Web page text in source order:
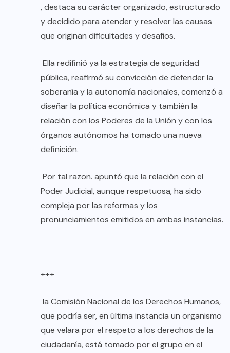
, destaca su carácter organizado, estructurado
y decidido para atender y resolver las causas
que originan dificultades y desafíos.
Ella redifinió ya la estrategia de seguridad
pública, reafirmó su convicción de defender la
soberanía y la autonomía nacionales, comenzó a
diseñar la política económica y también la
relación con los Poderes de la Unión y con los
órganos autónomos ha tomado una nueva
definición.
Por tal razon. apuntó que la relación con el
Poder Judicial, aunque respetuosa, ha sido
compleja por las reformas y los
pronunciamientos emitidos en ambas instancias.
+++
la Comisión Nacional de los Derechos Humanos,
que podría ser, en última instancia un organismo
que velara por el respeto a los derechos de la
ciudadanía, está tomado por el grupo en el